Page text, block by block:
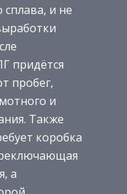
и не
придётся
пробег,
и
Также
коробка
а